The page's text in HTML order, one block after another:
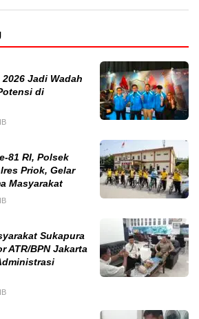
Jadi Wadah
di
81 RI, Polsek
Priok, Gelar
Masyarakat
Sukapura
ATR/BPN Jakarta